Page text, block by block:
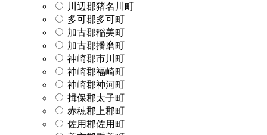
川辺郡猪名川町
多可郡多可町
加古郡稲美町
加古郡播磨町
神崎郡市川町
神崎郡福崎町
神崎郡神河町
揖保郡太子町
赤穂郡上郡町
佐用郡佐用町